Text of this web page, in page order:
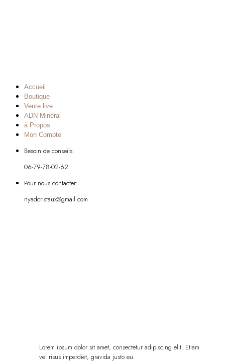
Accueil
Boutique
Vente live
ADN Minéral
à Propos
Mon Compte
Besoin de conseils:
06-79-78-02-62
Pour nous contacter:
nyadcristaux@gmail.com
Lorem ipsum dolor sit amet, consectetur adipiscing elit. Etiam
vel risus imperdiet, gravida justo eu.